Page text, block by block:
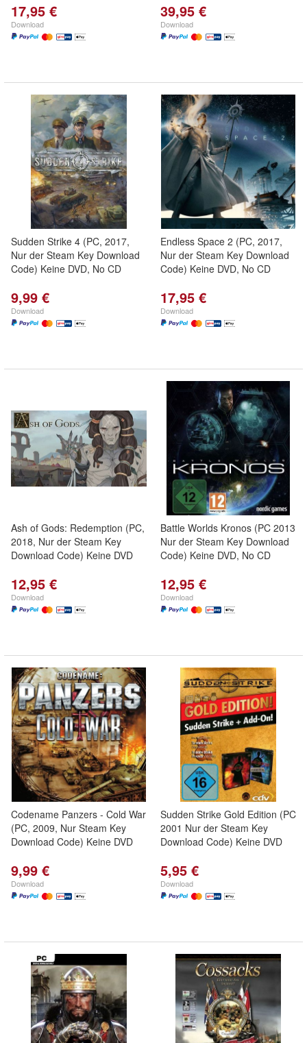
17,95 €
Download
39,95 €
Download
Sudden Strike 4 (PC, 2017,
Nur der Steam Key Download
Code) Keine DVD, No CD
9,99 €
Download
Endless Space 2 (PC, 2017,
Nur der Steam Key Download
Code) Keine DVD, No CD
17,95 €
Download
Ash of Gods: Redemption (PC,
2018, Nur der Steam Key
Download Code) Keine DVD
12,95 €
Download
Battle Worlds Kronos (PC 2013
Nur der Steam Key Download
Code) Keine DVD, No CD
12,95 €
Download
Codename Panzers - Cold War
(PC, 2009, Nur Steam Key
Download Code) Keine DVD
9,99 €
Download
Sudden Strike Gold Edition (PC
2001 Nur der Steam Key
Download Code) Keine DVD
5,95 €
Download